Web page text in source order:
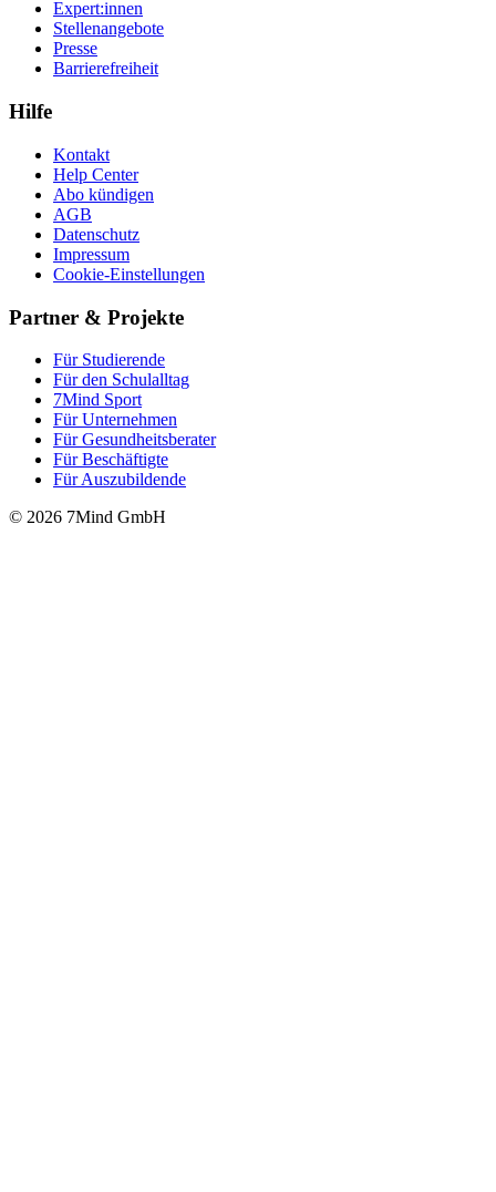
Expert:innen
Stellenangebote
Presse
Barrierefreiheit
Hilfe
Kontakt
Help Center
Abo kündigen
AGB
Datenschutz
Impressum
Cookie-Einstellungen
Partner & Projekte
Für Stu­die­rende
Für den Schulalltag
7Mind Sport
Für Unter­neh­men
Für Gesund­heits­be­ra­ter
Für Beschäftigte
Für Auszubildende
© 2026 7Mind GmbH